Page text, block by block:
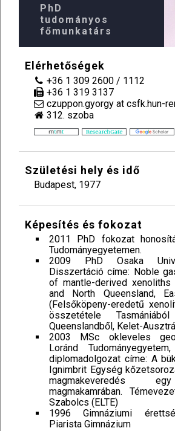
PhD
tudományos
főmunkatárs
Elérhetőségek
+36 1 309 2600 / 1112
+36 1 319 3137
czuppon.gyorgy at csfk.hun-
312. szoba
Születési hely és idő
Budapest, 1977
Képesítés és fokozat
2011 PhD fokozat
Tudományegyetemen.
2009 PhD Osaka
Disszertáció címe: Noble
of mantle-derived xenoliths
and North Queensland,
(Felsőköpeny-eredetű
összetétele
Queenslandből, Kelet-
2003 MSc okleveles
Loránd
diplomadolgozat címe: A
Ignimbrit Egység
magmakeveredés
magmakamrában.
Szabolcs (ELTE)
1996 Gimnáziumi
Piarista Gimnázium